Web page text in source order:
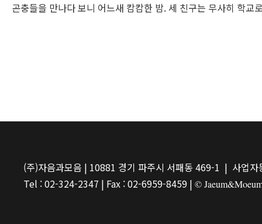
곤충들을 만나다 보니 어느새 캄캄한 밤. 세 친구는 무사히 학교
(주)자음과모음 | 10881 경기 파주시 서패동 469-1 | 사업
Tel : 02-324-2347 | Fax : 02-6959-8459 | ©